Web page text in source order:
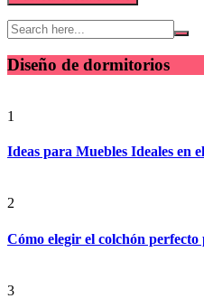
Diseño de dormitorios
1
Ideas para Muebles Ideales en
2
Cómo elegir el colchón perfecto
3